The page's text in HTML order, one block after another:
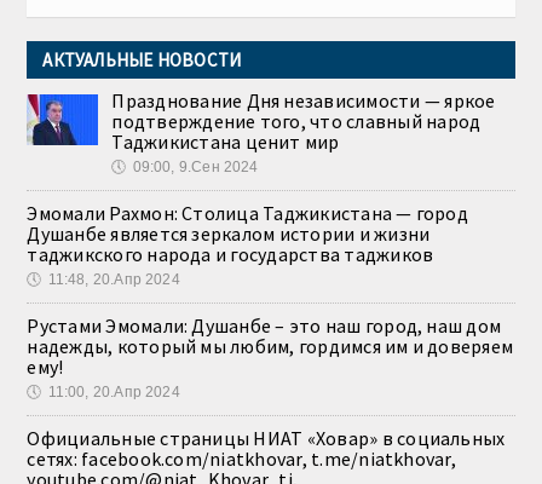
АКТУАЛЬНЫЕ НОВОСТИ
Празднование Дня независимости — яркое
подтверждение того, что славный народ
Таджикистана ценит мир
🕔 09:00, 9.Сен 2024
Эмомали Рахмон: Столица Таджикистана — город
Душанбе является зеркалом истории и жизни
таджикского народа и государства таджиков
🕔 11:48, 20.Апр 2024
Рустами Эмомали: Душанбе – это наш город, наш дом
надежды, который мы любим, гордимся им и доверяем
ему!
🕔 11:00, 20.Апр 2024
Официальные страницы НИАТ «Ховар» в социальных
сетях: facebook.com/niatkhovar, t.me/niatkhovar,
youtube.com/@niat_Khovar_tj,